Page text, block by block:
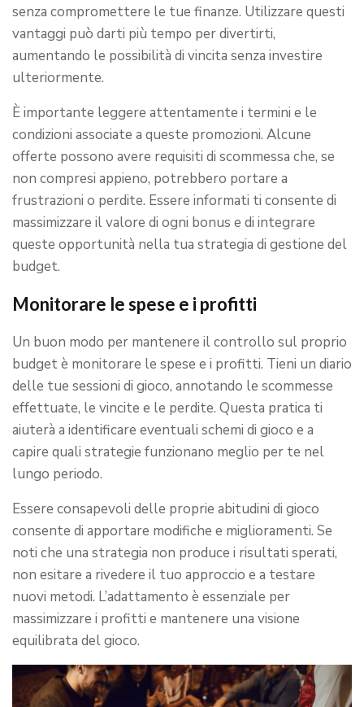
senza compromettere le tue finanze. Utilizzare questi
vantaggi può darti più tempo per divertirti,
aumentando le possibilità di vincita senza investire
ulteriormente.
È importante leggere attentamente i termini e le
condizioni associate a queste promozioni. Alcune
offerte possono avere requisiti di scommessa che, se
non compresi appieno, potrebbero portare a
frustrazioni o perdite. Essere informati ti consente di
massimizzare il valore di ogni bonus e di integrare
queste opportunità nella tua strategia di gestione del
budget.
Monitorare le spese e i profitti
Un buon modo per mantenere il controllo sul proprio
budget è monitorare le spese e i profitti. Tieni un diario
delle tue sessioni di gioco, annotando le scommesse
effettuate, le vincite e le perdite. Questa pratica ti
aiuterà a identificare eventuali schemi di gioco e a
capire quali strategie funzionano meglio per te nel
lungo periodo.
Essere consapevoli delle proprie abitudini di gioco
consente di apportare modifiche e miglioramenti. Se
noti che una strategia non produce i risultati sperati,
non esitare a rivedere il tuo approccio e a testare
nuovi metodi. L’adattamento è essenziale per
massimizzare i profitti e mantenere una visione
equilibrata del gioco.